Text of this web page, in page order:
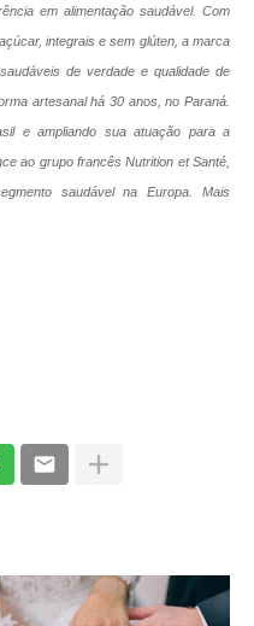
em alimentação saudável. Com
integrais e sem glúten, a marca
de verdade e qualidade de
artesanal há 30 anos, no Paraná.
e ampliando sua atuação para a
ao grupo francês Nutrition et Santé,
saudável na Europa. Mais